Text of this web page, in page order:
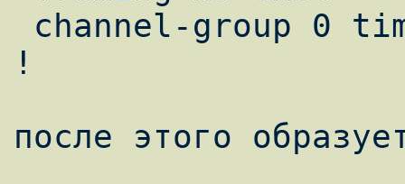
!
после этого